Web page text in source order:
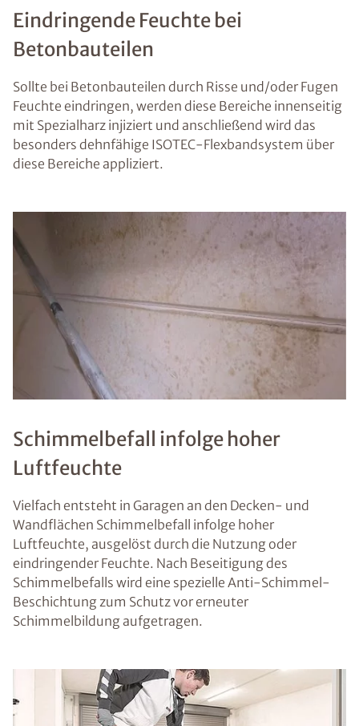
Eindringende Feuchte bei
Betonbauteilen
Sollte bei Betonbauteilen durch Risse und/oder Fugen
Feuchte eindringen, werden diese Bereiche innenseitig
mit Spezialharz injiziert und anschließend wird das
besonders dehnfähige ISOTEC-Flexbandsystem über
diese Bereiche appliziert.
Schimmelbefall infolge hoher
Luftfeuchte
Vielfach entsteht in Garagen an den Decken- und
Wandflächen Schimmelbefall infolge hoher
Luftfeuchte, ausgelöst durch die Nutzung oder
eindringender Feuchte. Nach Beseitigung des
Schimmelbefalls wird eine spezielle Anti-Schimmel-
Beschichtung zum Schutz vor erneuter
Schimmelbildung aufgetragen.